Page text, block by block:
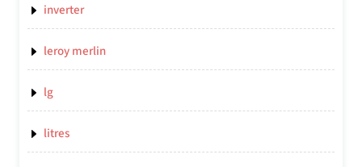
inverter
leroy merlin
lg
litres